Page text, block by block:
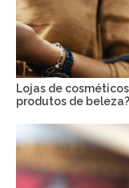
Lojas de
produtos de beleza?